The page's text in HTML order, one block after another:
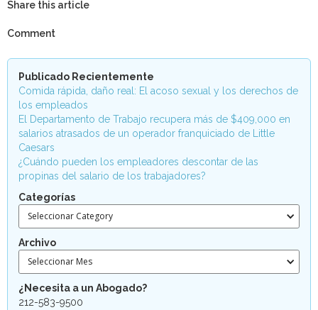
Share this article
Comment
Publicado Recientemente
Comida rápida, daño real: El acoso sexual y los derechos de
los empleados
El Departamento de Trabajo recupera más de $409,000 en
salarios atrasados de un operador franquiciado de Little
Caesars
¿Cuándo pueden los empleadores descontar de las
propinas del salario de los trabajadores?
Categorías
Seleccionar Category
Archivo
Seleccionar Mes
¿Necesita a un Abogado?
212-583-9500